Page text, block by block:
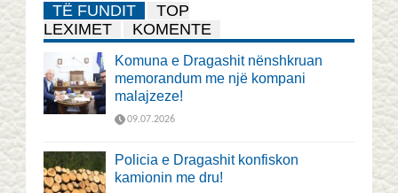
TË FUNDIT
TOP
LEXIMET
KOMENTE
Komuna e Dragashit nënshkruan
memorandum me një kompani
malajzeze!
09.07.2026
Policia e Dragashit konfiskon
kamionin me dru!